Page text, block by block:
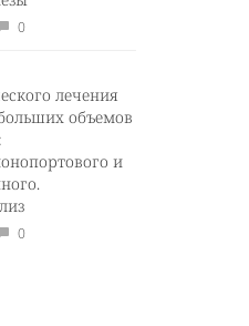
0
лечения
объемов
и
0